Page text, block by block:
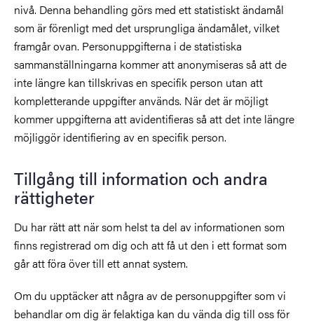
nivå. Denna behandling görs med ett statistiskt ändamål
som är förenligt med det ursprungliga ändamålet, vilket
framgår ovan. Personuppgifterna i de statistiska
sammanställningarna kommer att anonymiseras så att de
inte längre kan tillskrivas en specifik person utan att
kompletterande uppgifter används. När det är möjligt
kommer uppgifterna att avidentifieras så att det inte längre
möjliggör identifiering av en specifik person.
Tillgång till information och andra
rättigheter
Du har rätt att när som helst ta del av informationen som
finns registrerad om dig och att få ut den i ett format som
går att föra över till ett annat system.
Om du upptäcker att några av de personuppgifter som vi
behandlar om dig är felaktiga kan du vända dig till oss för